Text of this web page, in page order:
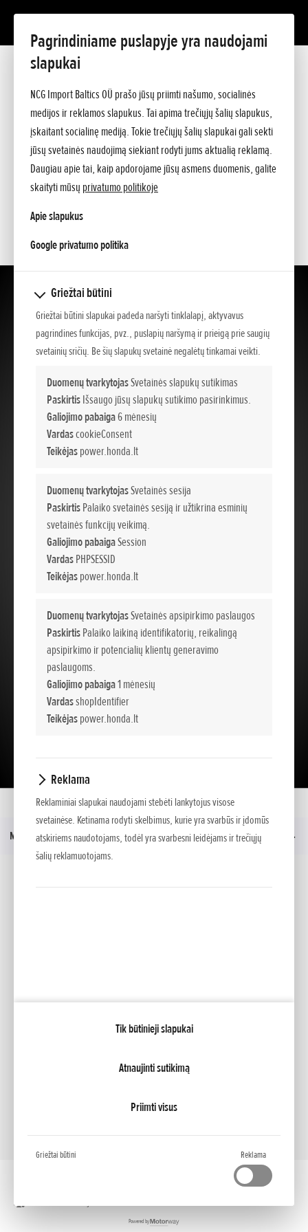
Pagrindiniame puslapyje yra naudojami
slapukai
NCG Import Baltics OÜ prašo jūsų priimti našumo, socialinės
medijos ir reklamos slapukus. Tai apima trečiųjų šalių slapukus,
įskaitant socialinę mediją. Tokie trečiųjų šalių slapukai gali sekti
jūsų svetainės naudojimą siekiant rodyti jums aktualią reklamą.
Daugiau apie tai, kaip apdorojame jūsų asmens duomenis, galite
skaityti mūsų privatumo politikoje
Apie slapukus
Google privatumo politikaopens in a new tab
Griežtai būtini
Griežtai būtini slapukai padeda naršyti tinklalapį, aktyvavus
pagrindines funkcijas, pvz., puslapių naršymą ir prieigą prie saugių
svetainių sričių. Be šių slapukų svetainė negalėtų tinkamai veikti.
Duomenų tvarkytojasSvetainės slapukų sutikimas
PaskirtisIšsaugo jūsų slapukų sutikimo pasirinkimus.
Galiojimo pabaiga6 mėnesių
VardascookieConsent
Teikėjaspower.honda.lt
Duomenų tvarkytojasSvetainės sesija
PaskirtisPalaiko svetainės sesiją ir užtikrina esminių
svetainės funkcijų veikimą.
Galiojimo pabaigaSession
VardasPHPSESSID
Teikėjaspower.honda.lt
Duomenų tvarkytojasSvetainės apsipirkimo paslaugos
PaskirtisPalaiko laikiną identifikatorių, reikalingą
apsipirkimo ir potencialių klientų generavimo
paslaugoms.
Galiojimo pabaiga1 mėnesių
VardasshopIdentifier
Teikėjaspower.honda.lt
Reklama
Reklaminiai slapukai naudojami stebėti lankytojus visose
svetainėse. Ketinama rodyti skelbimus, kurie yra svarbūs ir įdomūs
atskiriems naudotojams, todėl yra svarbesni leidėjams ir trečiųjų
šalių reklamuotojams.
Tik būtinieji slapukai
Atnaujinti sutikimą
Priimti visus
Griežtai būtini Reklama
GXV
Prezentacija
Kainos
Klauskite papildomos informacijos
PASIŪLYMAS
SERVISAS
KONTAKTAI
Modeliai GXV Prezentacija
Meniu
Mano Honda
Powered by